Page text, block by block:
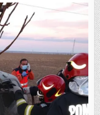
LA
INTRAT
ÎN
COPAC.
NINA
DANIELA,
TÂNĂRA
CARE
A
MURIT
PE
DRUMUL
DINTRE
TIȘIȚA